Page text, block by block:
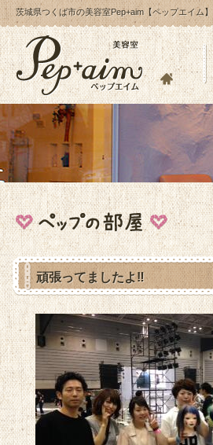
茨城県つくば市の美容室Pep+aim【ペップエイム】
頑張ってましたよ‼︎